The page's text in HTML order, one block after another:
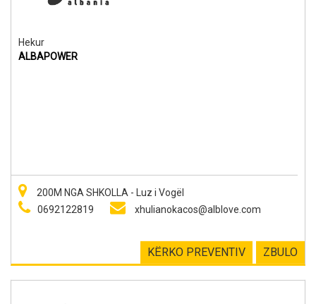
Hekur
ALBAPOWER
200M NGA SHKOLLA - Luz i Vogël
0692122819
xhulianokacos@alblove.com
ZBULO
KËRKO PREVENTIV